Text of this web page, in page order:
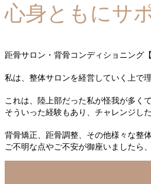
心身ともにサ
距骨サロン・背骨コンディショニング
私は、整体サロンを経営していく上で
これは、陸上部だった私が怪我が多く
そういった経験もあり、チャレンジし
背骨矯正、距骨調整、その他様々な整
ご不明な点やご不安が御座いましたら